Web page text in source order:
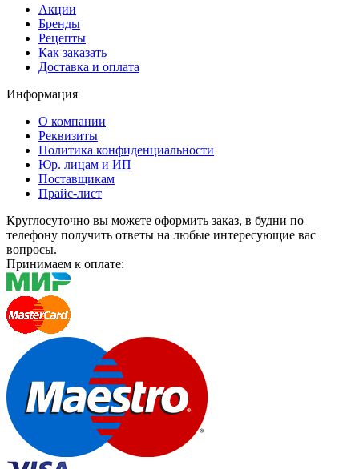
Акции
Бренды
Рецепты
Как заказать
Доставка и оплата
Информация
О компании
Реквизиты
Политика конфиденциальности
Юр. лицам и ИП
Поставщикам
Прайс-лист
Круглосуточно вы можете оформить заказ, в будни по
телефону получить ответы на любые интересующие вас
вопросы.
Принимаем к оплате: